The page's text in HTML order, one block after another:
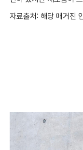
자료출처: 해당 매거진